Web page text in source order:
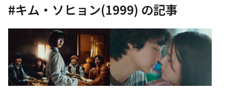
#キム・ソヒョン(1999) の記事